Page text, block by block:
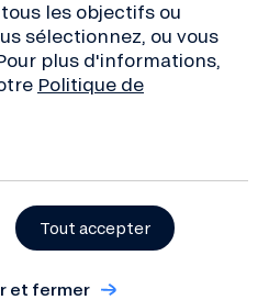
les objectifs ou
plus d'informations,
Politique de
Tout accepter
et fermer